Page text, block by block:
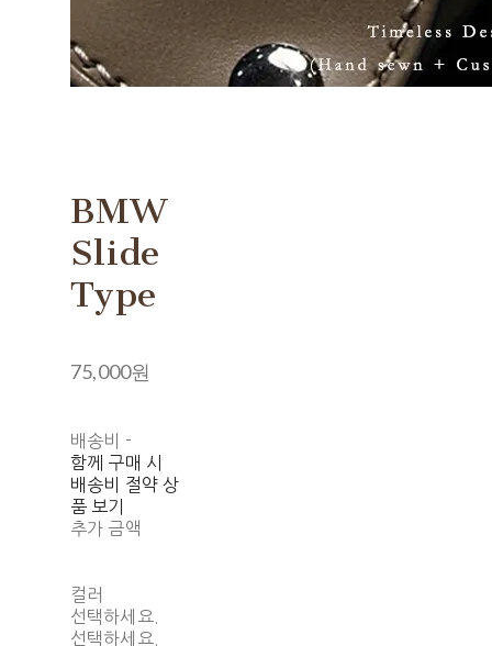
BMW
Slide
Type
75,000원
배송비 -
함께 구매 시
배송비 절약 상
품 보기
추가 금액
컬러
선택하세요.
선택하세요.